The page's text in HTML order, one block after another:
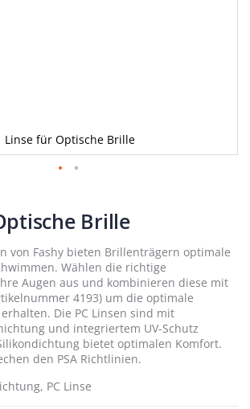
Linse für Optische Brille
Brille
von Fashy bieten Brillenträgern optimale
Wählen die richtige
Augen aus und kombinieren diese mit
4193) um die optimale
Die PC Linsen sind mit
und integriertem UV-Schutz
bietet optimalen Komfort.
den PSA Richtlinien.
PC Linse